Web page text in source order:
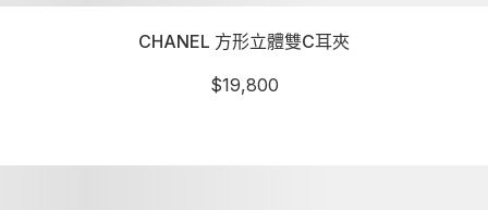
CHANEL 方形立體雙C耳夾
$19,800